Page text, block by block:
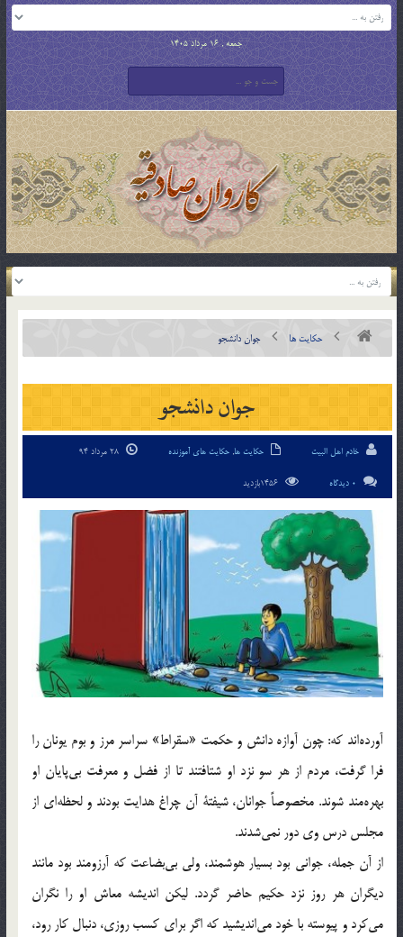
جمعه , 16 مرداد 1405
حکایت ها جوان دانشجو
جوان دانشجو
خادم اهل البیت حکایت ها, حکایت های آموزنده
0 دیدگاه
آورده‌اند كه: چون آوازه دانش و حكمت «سقراط» سراسر مرز و بوم يونان را
فرا گرفت، مردم از هر سو نزد او شتافتند تا از فضل و معرفت بي‌پايان او
بهره‌مند شوند. مخصوصاً جوانان، شيفتة آن چراغ هدايت بودند و لحظه‌اي از
مجلس درس وي دور نمي‌شدند.
از آن جمله، جواني بود بسيار هوشمند، ولي بي‌بضاعت كه آرزومند بود مانند
ديگران هر روز نزد حكيم حاضر گردد. ليكن انديشه معاش او را نگران
مي‌كرد و پيوسته با خود مي‌انديشيد كه اگر براي كسب روزي، دنبال كار رود،